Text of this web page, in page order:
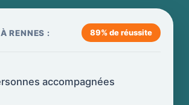
RENNES : 89% de réussite
accompagnées